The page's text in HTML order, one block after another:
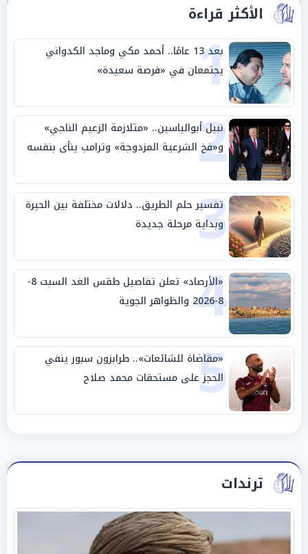
الأكثر قراءة
1 بعد 13 عامًا.. أحمد مكي وماجد الكدواني
يجتمعان في «فرصة سعيدة»
2
نبيل أبوالياسين.. «متلازمة الزعيم الناجي»
و«فخ الشرعية المزدوجة» وترامب ينأى بنفسه
وحليفه في «ميتم استراتيجي»
3
تفسير حلم الطريق.. دلالات مختلفة بين الحيرة
وبداية مرحلة جديدة
4
«الأرصاد» تعلن تفاصيل طقس الغد السبت 8-
8-2026 والظواهر الجوية
5
«مقاضاة للشائعات».. طرابزون سبور ينفي
الحجز على مستحقات محمد صلاح
ترندات